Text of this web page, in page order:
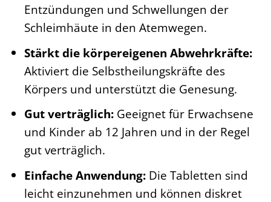
Entzündungen und Schwellungen der
Schleimhäute in den Atemwegen.
Stärkt die körpereigenen Abwehrkräfte:
Aktiviert die Selbstheilungskräfte des
Körpers und unterstützt die Genesung.
Gut verträglich:Geeignet für Erwachsene
und Kinder ab 12 Jahren und in der Regel
gut verträglich.
Einfache Anwendung:Die Tabletten sind
leicht einzunehmen und können diskret